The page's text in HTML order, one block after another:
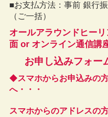
​■お支払方法：事前 銀行
（ご一括）​
オールアラウンドヒー
面 or オンライン通信講
お申し込みフォー
◆スマホからお申込みの
へ・・・
スマホからのアドレスの